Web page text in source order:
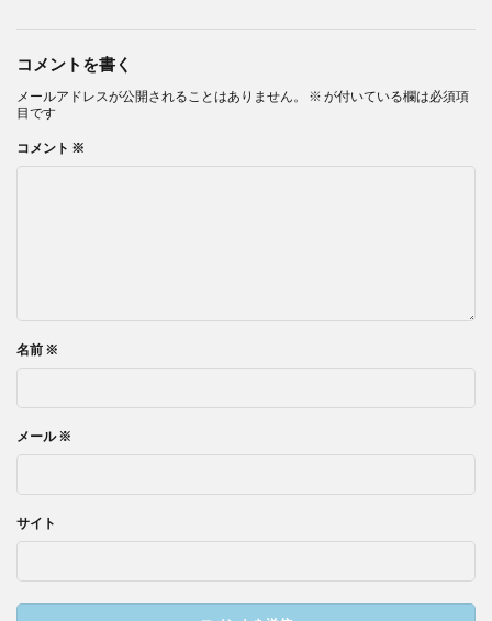
コメントを書く
メールアドレスが公開されることはありません。 ※ が付いている欄は必須項
目です
コメント ※
名前 ※
メール※
サイト